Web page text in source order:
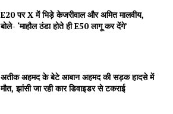
E20 पर X में भिड़े केजरीवाल और अमित मालवीय,
बोले- ‘माहौल ठंडा होते ही E50 लागू कर देंगे’
अतीक अहमद के बेटे आबान अहमद की सड़क हादसे में
मौत, झांसी जा रही कार डिवाइडर से टकराई